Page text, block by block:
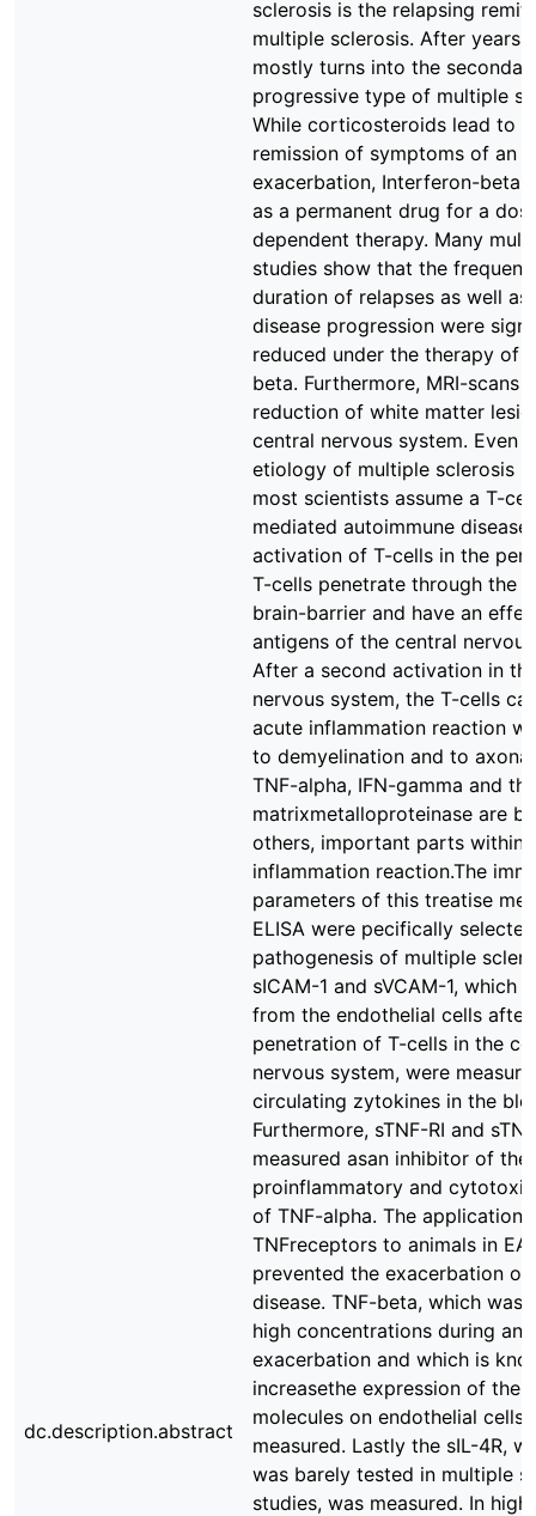
dc.description.abstract
sclerosis is the relapsing
multiple sclerosis. After years,
mostly turns into the
progressive type of multiple
While corticosteroids lead to
remission of symptoms of an
exacerbation, Interferon-beta
as a permanent drug for a
dependent therapy. Many
studies show that the
duration of relapses as well as
disease progression were
reduced under the therapy of
beta. Furthermore, MRI-scans
reduction of white matter
central nervous system. Even
etiology of multiple sclerosis
most scientists assume a T-cell
mediated autoimmune
activation of T-cells in the
T-cells penetrate through the
brain-barrier and have an
antigens of the central
After a second activation in
nervous system, the T-cells
acute inflammation reaction
to demyelination and to
TNF-alpha, IFN-gamma and the
matrixmetalloproteinase are
others, important parts within
inflammation reaction.The
parameters of this treatise
ELISA were pecifically
pathogenesis of multiple
sICAM-1 and sVCAM-1, which
from the endothelial cells after
penetration of T-cells in the
nervous system, were
circulating zytokines in the
Furthermore, sTNF-RI and
measured asan inhibitor of the
proinflammatory and
of TNF-alpha. The application
TNFreceptors to animals in
prevented the exacerbation of
disease. TNF-beta, which was
high concentrations during an
exacerbation and which is
increasethe expression of the
molecules on endothelial cells,
measured. Lastly the sIL-4R,
was barely tested in multiple
studies, was measured. In high